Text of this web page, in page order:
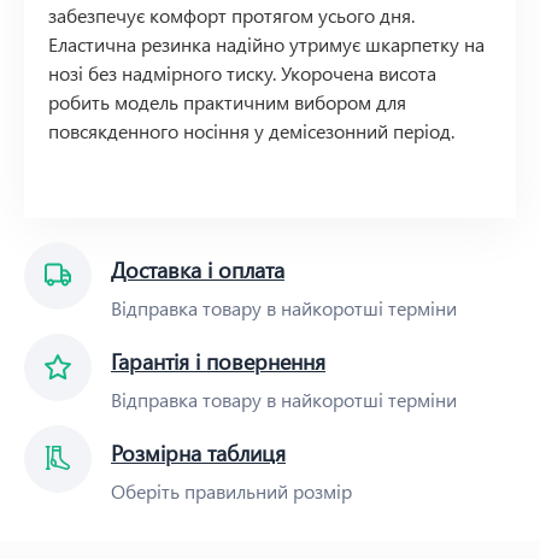
Доставка і оплата
Відправка товару в найкоротші терміни
Гарантія і повернення
Відправка товару в найкоротші терміни
Розмірна таблиця
Оберіть правильний розмір
забезпечує комфорт протягом усього дня.
Еластична резинка надійно утримує шкарпетку на
нозі без надмірного тиску. Укорочена висота
робить модель практичним вибором для
повсякденного носіння у демісезонний період.